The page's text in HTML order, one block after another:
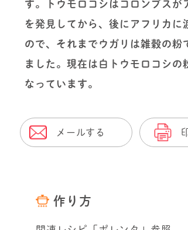
す。トウモロコシはコロンブスが
を発見してから、後にアフリカに
ので、それまでウガリは雑穀の粉
ました。現在は白トウモロコシの
なっています。
メールする
作り方